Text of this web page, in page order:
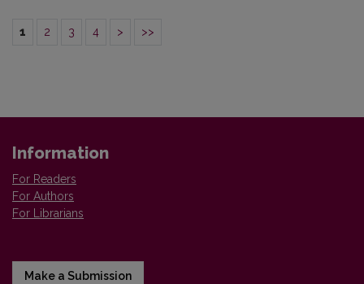
1 2 3 4 > >>
Information
For Readers
For Authors
For Librarians
Make a Submission